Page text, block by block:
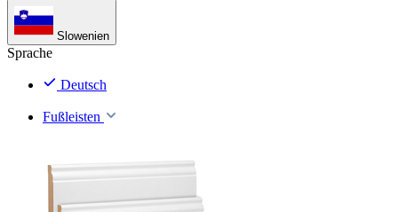
Slowenien
Sprache
Deutsch
Fußleisten